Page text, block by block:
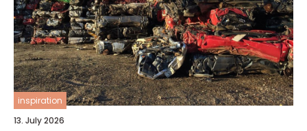
inspiration
13. July 2026